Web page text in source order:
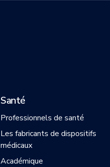
Santé
Professionnels de santé
Les fabricants de dispositifs
médicaux
Académique